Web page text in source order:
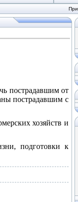
пострадавшим от
пострадавшим с
хозяйств и
подготовки к